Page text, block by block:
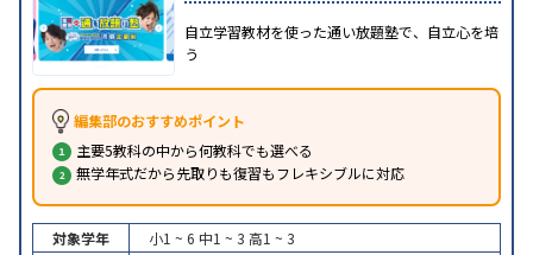
自立学習教材を使った通い放題塾で、自立心を培
う
編集部のおすすめポイント
主要5教科の中から何教科でも選べる
無学年式だから先取りも復習もフレキシブルに対応
対象学年 小1 ~ 6 中1 ~ 3 高1 ~ 3